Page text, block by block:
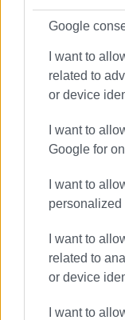
Google
I want to
related to
or device
I want to
Google for
I want to
personalized
I want to
related to
or device
I want to
Φιλαρμονικής
δεν είναι άλλη
αείμνηστο
Δευτέρα 29
διευθύνει ο
Αντωνοπούλου. Η